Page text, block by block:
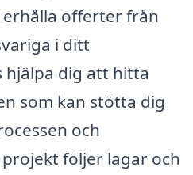
offerter från
i ditt
hjälpa dig att hitta
som kan stötta dig
och
följer lagar och